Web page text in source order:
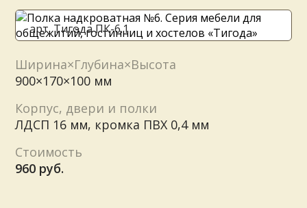
арт. Тигода ПК-6.1
Ширина×Глубина×Высота
900×170×100 мм
Корпус, двери и полки
ЛДСП 16 мм, кромка ПВХ 0,4 мм
Стоимость
960 руб.